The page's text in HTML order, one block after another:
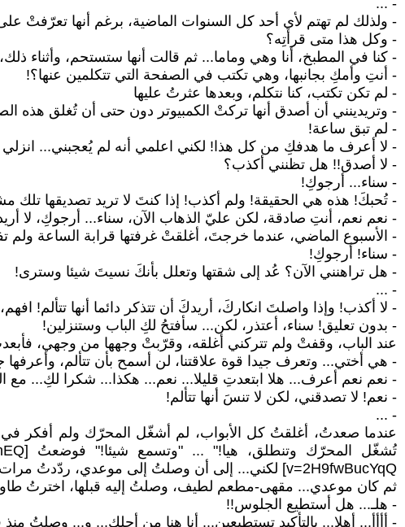
- ...
- ولذلك لم تهتم لأي أحد كل السنوات الماضية، برغم أنها
- وكل هذا متى قرأتِه؟
- كنا في المطبخ، أنا وهي وماما... ثم قالت أنها ستستحم، وأثناء
- أنتِ وأمكِ بجانبها، وهي تكتب في الصفحة التي تتكلمين عنها؟!
- لم تكن تكتب، كنا نتكلم، وبعدها عثرتُ عليها
- وتريدينني أن أصدق أنها تركتْ الكمبيوتر دون حتى أن تُغلق
- لم تبق ساعة!
- لا أعرف ما هدفكِ من كل هذا! لكني اعلمي أنه لم يُعجبني... انزلي
- لا أصدق!! هل تظنني أكذب؟
- سناء... أرجوكِ!
- تُحبكَ! هذه هي الحقيقة! ولم أكذب! إذا كنتَ لا تريد تصديقها تلك
- نعم نعم، أنتِ صادقة، لكن عليّ الذهاب الآن، سناء... أرجوكِ، لا أريد
- الأسبوع الماضي، عندما خرجتَ، أغلقتْ غرفتها قرابة الساعة ولم
- سناء! أرجوكِ!
- هل تراهنني الآن؟ عُد إلى شقتها وتعلل بأنكَ نسيتَ شيئا وسترى!
- ...
- لا أكذب! وإذا واصلتَ انكاركَ، أريدكَ أن تتذكر دائما أنها تتألم!
- بدون تعليق! سناء، أعتذر، لكن... سأفتحُ لكِ الباب وستنزلين!
عند الباب، وقفتْ ولم تتركني أغلقه، وقرّبتْ وجهها من وجهي،
- هي أختي... وتعرف جيدا قوة علاقتنا، لن أسمح بأن تتألم،
- نعم نعم أعرف... هلا ابتعدتِ قليلا... نعم... هكذا... شكرا لكِ... مع
- نعم! لا تصدقني، لكن لا تنسَ أنها تتألم!
- ...
عندما صعدتُ، أغلقتُ كل الأبواب، لم أشغّل المحرّك ولم أفكر
v=2H9fwBucYqQ] لكني... إلى أن وصلتُ إلى موعدي، ردّدتُ مرات كثيرة: "تبا لها! كانت فتاة لطيفة! سأشتري لها عروسا! نعم! يجب أن أشتري لها عروسا... وكبيرة!"
ثم كان موعدي... مقهى-مطعم لطيف، وصلتُ إليه قبلها، اخترتُ
- هلـ... هل أستطيع الجلوس!!
- أأأأ... أهلا... بالتأكيد تستطيعين... أنا هنا من أجلكِ... و... وصلتُ